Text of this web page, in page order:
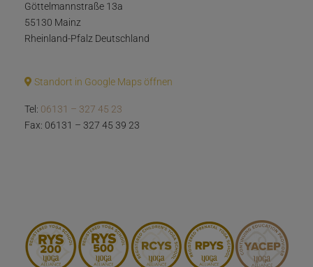
Göttelmannstraße 13a
55130 Mainz
Rheinland-Pfalz Deutschland
Standort in Google Maps öffnen
Tel: 06131 – 327 45 23
Fax: 06131 – 327 45 39 23